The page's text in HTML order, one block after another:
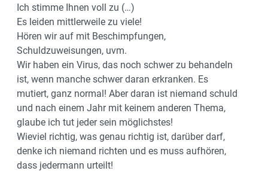
Ich stimme Ihnen voll zu (…)
Es leiden mittlerweile zu viele!
Hören wir auf mit Beschimpfungen,
Schuldzuweisungen, uvm.
Wir haben ein Virus, das noch schwer zu behandeln
ist, wenn manche schwer daran erkranken. Es
mutiert, ganz normal! Aber daran ist niemand schuld
und nach einem Jahr mit keinem anderen Thema,
glaube ich tut jeder sein möglichstes!
Wieviel richtig, was genau richtig ist, darüber darf,
denke ich niemand richten und es muss aufhören,
dass jedermann urteilt!